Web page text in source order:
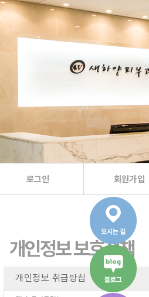
로그인 회원가입
개인정보 보호정책
개인정보 취급방침